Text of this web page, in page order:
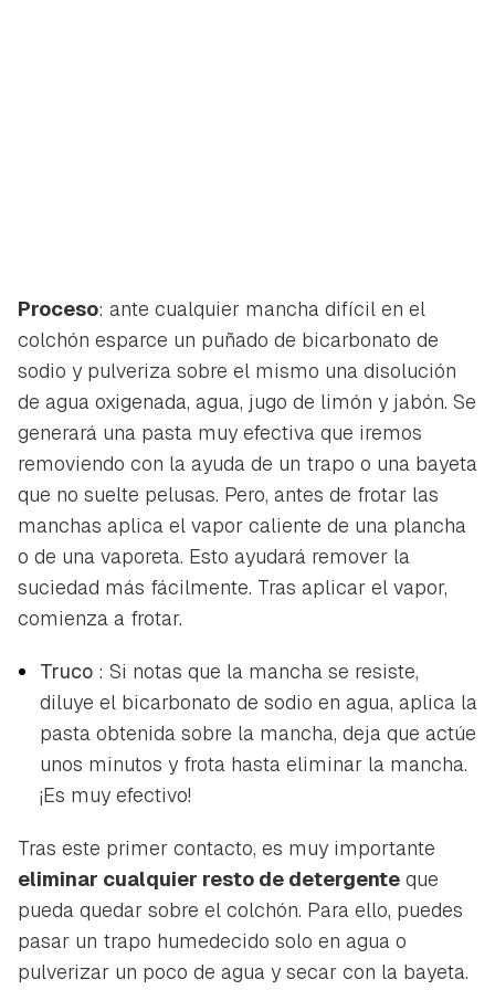
Proceso: ante cualquier mancha difícil en el
colchón esparce un puñado de bicarbonato de
sodio y pulveriza sobre el mismo una disolución
de agua oxigenada, agua, jugo de limón y jabón. Se
generará una pasta muy efectiva que iremos
removiendo con la ayuda de un trapo o una bayeta
que no suelte pelusas. Pero, antes de frotar las
manchas aplica el vapor caliente de una plancha
o de una vaporeta. Esto ayudará remover la
suciedad más fácilmente. Tras aplicar el vapor,
comienza a frotar.
Truco : Si notas que la mancha se resiste,
diluye el bicarbonato de sodio en agua, aplica la
pasta obtenida sobre la mancha, deja que actúe
unos minutos y frota hasta eliminar la mancha.
¡Es muy efectivo!
Tras este primer contacto, es muy importante
eliminar cualquier resto de detergente que
pueda quedar sobre el colchón. Para ello, puedes
pasar un trapo humedecido solo en agua o
pulverizar un poco de agua y secar con la bayeta.